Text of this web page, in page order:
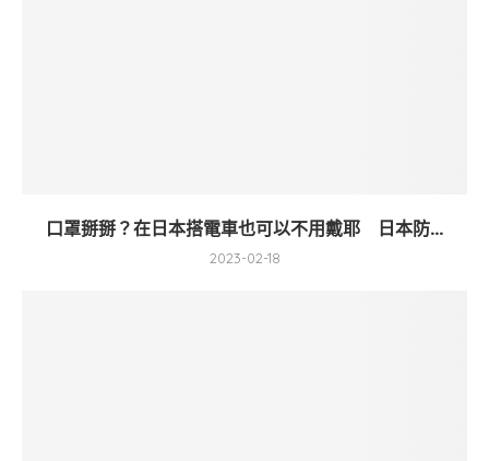
口罩掰掰？在日本搭電車也可以不用戴耶 日本防...
2023-02-18